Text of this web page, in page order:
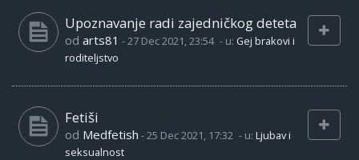
Upoznavanje radi zajedničkog deteta
od arts81 -27 Dec 2021, 23:54 - u: Gej brakovi i
roditeljstvo
Fetiši
od Medfetish -25 Dec 2021, 17:32 - u: Ljubav i
seksualnost